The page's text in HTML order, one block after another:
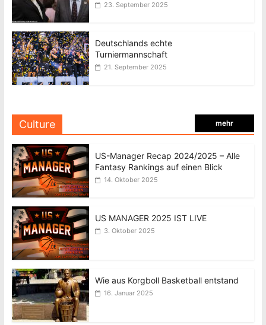
23. September 2025
Deutschlands echte
Turniermannschaft
21. September 2025
Culture mehr
US-Manager Recap 2024/2025 – Alle
Fantasy Rankings auf einen Blick
14. Oktober 2025
US MANAGER 2025 IST LIVE
3. Oktober 2025
Wie aus Korgboll Basketball entstand
16. Januar 2025